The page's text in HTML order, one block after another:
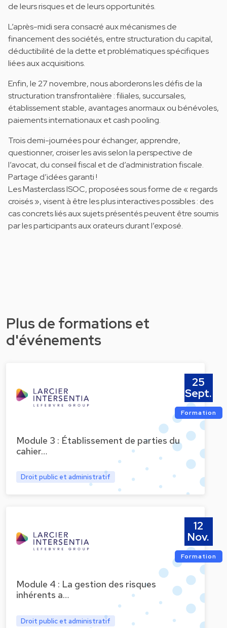
de leurs risques et de leurs opportunités.
L’après-midi sera consacré aux mécanismes de
financement des sociétés, entre structuration du capital,
déductibilité de la dette et problématiques spécifiques
liées aux acquisitions.
Enfin, le 27 novembre, nous aborderons les défis de la
structuration transfrontalière : filiales, succursales,
établissement stable, avantages anormaux ou bénévoles,
paiements internationaux et cash pooling.
Trois demi-journées pour échanger, apprendre,
questionner, croiser les avis selon la perspective de
l’avocat, du conseil fiscal et de d’administration fiscale.
Partage d’idées garanti !
Les Masterclass ISOC, proposées sous forme de « regards
croisés », visent à être les plus interactives possibles : des
cas concrets liés aux sujets présentés peuvent être soumis
par les participants aux orateurs durant l’exposé.
Plus de formations et
d'événements
Module 3 : Établissement de parties du
cahier…
Droit public et administratif
25
Sept.
Formation
Module 4 : La gestion des risques
inhérents a…
Droit public et administratif
12
Nov.
Formation